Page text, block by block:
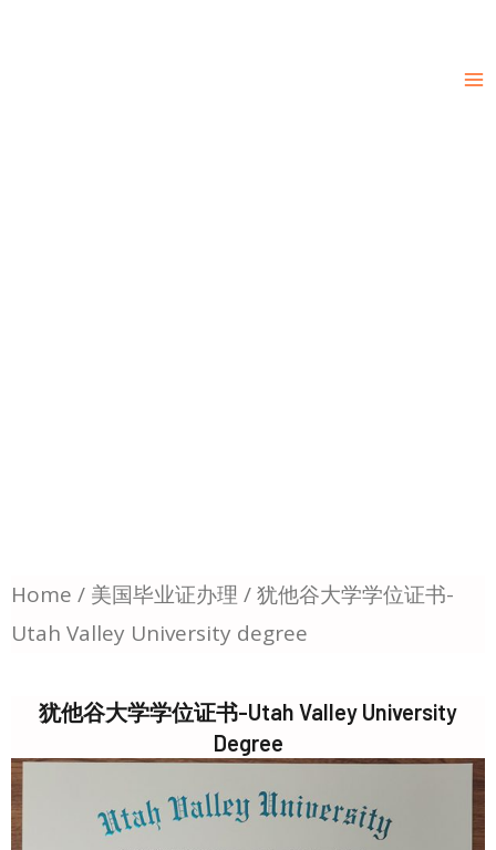
我们致力于提供全球高水平的文凭打印与证
Home / 美国毕业证办理 / 犹他谷大学学位证书-
Utah Valley University degree
犹他谷大学学位证书-Utah Valley University
Degree